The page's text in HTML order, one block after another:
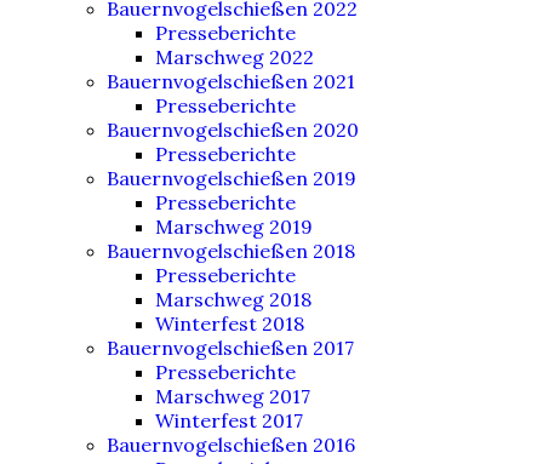
Bauernvogelschießen 2022
Presseberichte
Marschweg 2022
Bauernvogelschießen 2021
Presseberichte
Bauernvogelschießen 2020
Presseberichte
Bauernvogelschießen 2019
Presseberichte
Marschweg 2019
Bauernvogelschießen 2018
Presseberichte
Marschweg 2018
Winterfest 2018
Bauernvogelschießen 2017
Presseberichte
Marschweg 2017
Winterfest 2017
Bauernvogelschießen 2016